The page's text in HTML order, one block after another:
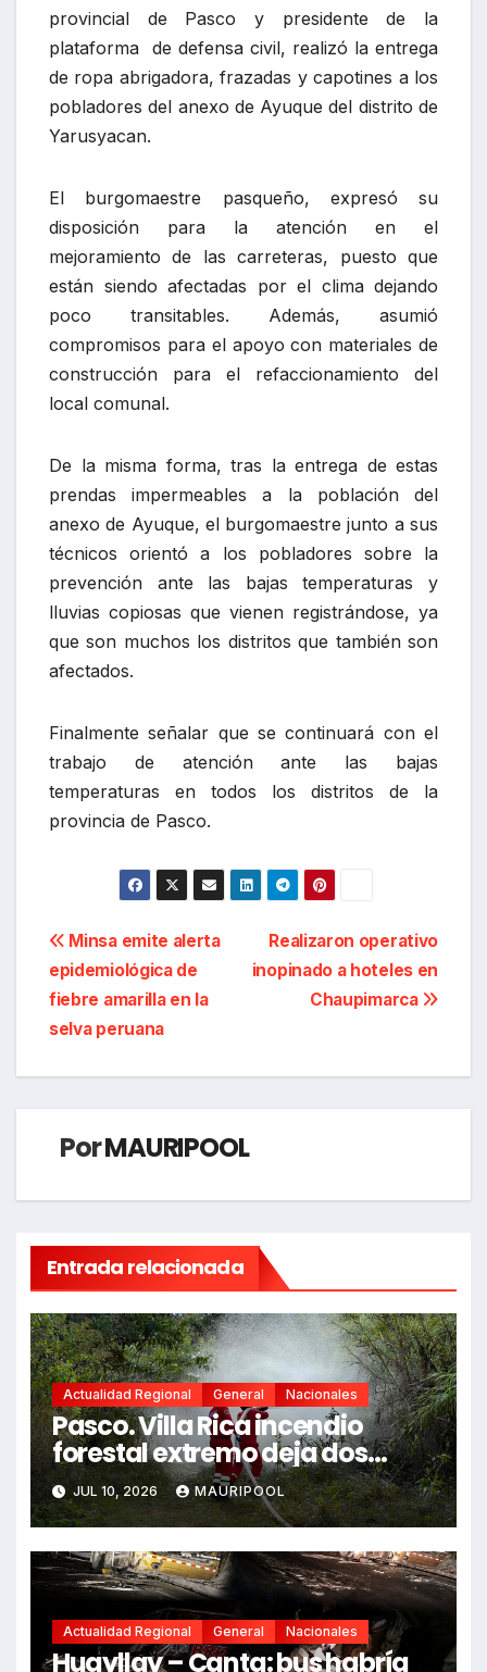
provincial de Pasco y presidente de la
plataforma de defensa civil, realizó la entrega
de ropa abrigadora, frazadas y capotines a los
pobladores del anexo de Ayuque del distrito de
Yarusyacan.
El burgomaestre pasqueño, expresó su
disposición para la atención en el
mejoramiento de las carreteras, puesto que
están siendo afectadas por el clima dejando
poco transitables. Además, asumió
compromisos para el apoyo con materiales de
construcción para el refaccionamiento del
local comunal.
De la misma forma, tras la entrega de estas
prendas impermeables a la población del
anexo de Ayuque, el burgomaestre junto a sus
técnicos orientó a los pobladores sobre la
prevención ante las bajas temperaturas y
lluvias copiosas que vienen registrándose, ya
que son muchos los distritos que también son
afectados.
Finalmente señalar que se continuará con el
trabajo de atención ante las bajas
temperaturas en todos los distritos de la
provincia de Pasco.
Navegación
de
entradas
Realizaron operativo
inopinado a hoteles en
Chaupimarca
Minsa emite alerta
epidemiológica de
fiebre amarilla en la
selva peruana
PorMAURIPOOL
Entrada relacionada
Actualidad Regional General Nacionales
Pasco. Villa Rica incendio
forestal extremo deja dos
fallecidos y heridos
JUL 10, 2026 MAURIPOOL
Actualidad Regional General Nacionales
Huayllay – Canta: bus habría